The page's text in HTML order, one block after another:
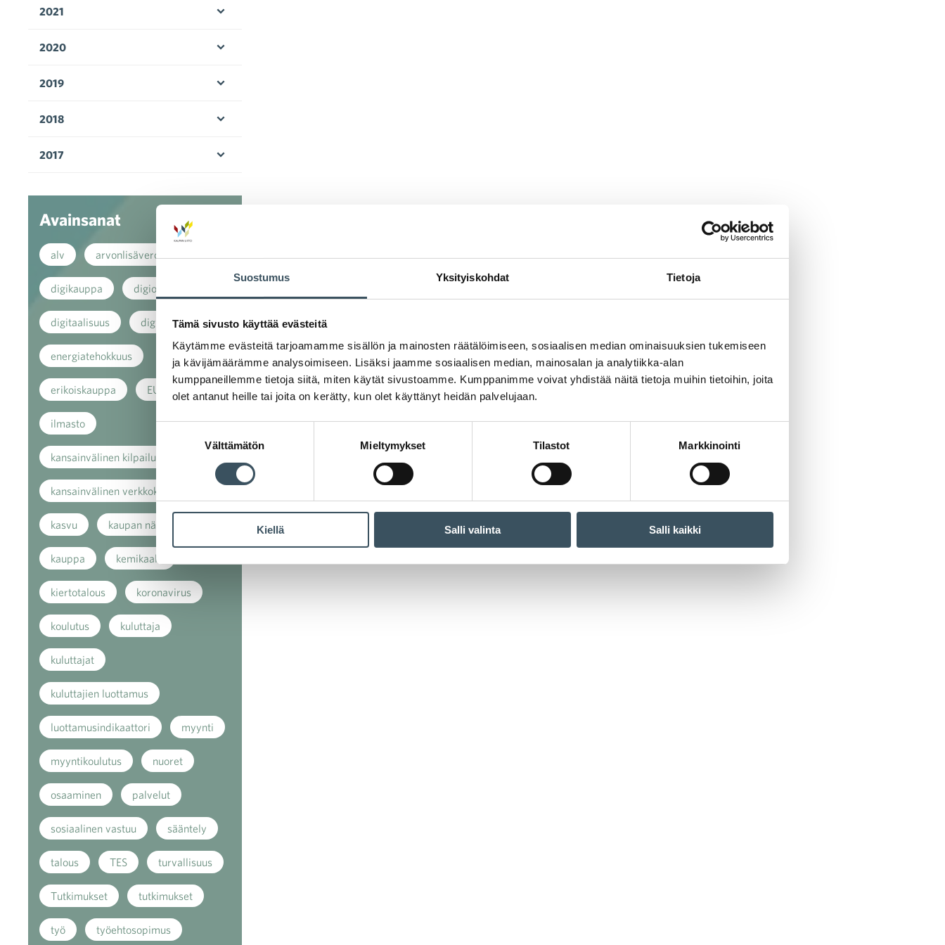
Suostumus Yksityiskohdat Tietoja
Tämä sivusto käyttää evästeitä
Käytämme evästeitä tarjoamamme sisällön ja mainosten räätälöimiseen, sosiaalisen median ominaisuuksien tukemiseen
ja kävijämäärämme analysoimiseen. Lisäksi jaamme sosiaalisen median, mainosalan ja analytiikka-alan
kumppaneillemme tietoja siitä, miten käytät sivustoamme. Kumppanimme voivat yhdistää näitä tietoja muihin tietoihin, joita
olet antanut heille tai joita on kerätty, kun olet käyttänyt heidän palvelujaan.
valinta
Välttämätön Mieltymykset Tilastot Markkinointi
Kiellä Salli valinta Salli kaikki
2021
2020
2019
2018
2017
Avainsanat
alv arvonlisävero
digikauppa digiostaminen
digitaalisuus digitalisaatio
energiatehokkuus
erikoiskauppa EU
ilmasto
kansainvälinen kilpailu
kansainvälinen verkkokauppa
kasvu kaupan näkymät
kauppa kemikaalit
kiertotalous koronavirus
koulutus kuluttaja
kuluttajat
kuluttajien luottamus
luottamusindikaattori myynti
myyntikoulutus nuoret
osaaminen palvelut
sosiaalinen vastuu sääntely
talous TES turvallisuus
Tutkimukset tutkimukset
työ työehtosopimus